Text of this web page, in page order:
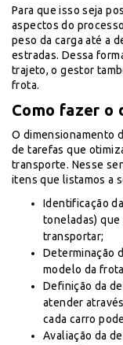
Para que isso seja
aspectos do
peso da carga até a
estradas. Dessa
trajeto, o gestor
frota.
Como fazer o
O dimensionamento
de tarefas que
transporte. Nesse
itens que listamos a
Identificação
toneladas) que
transportar;
Determinação
modelo da
Definição da
atender
cada carro
Avaliação da